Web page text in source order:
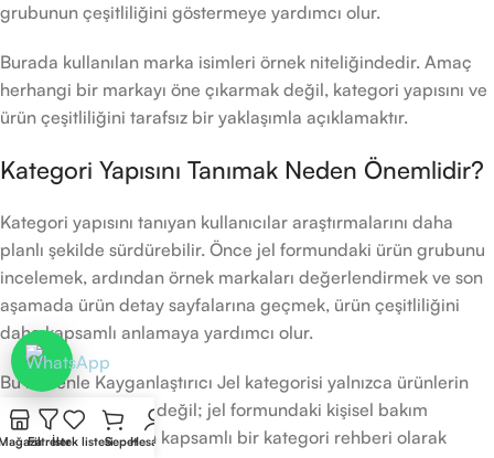
grubunun çeşitliliğini göstermeye yardımcı olur.
Burada kullanılan marka isimleri örnek niteliğindedir. Amaç
herhangi bir markayı öne çıkarmak değil, kategori yapısını ve
ürün çeşitliliğini tarafsız bir yaklaşımla açıklamaktır.
Kategori Yapısını Tanımak Neden Önemlidir?
Kategori yapısını tanıyan kullanıcılar araştırmalarını daha
planlı şekilde sürdürebilir. Önce jel formundaki ürün grubunu
incelemek, ardından örnek markaları değerlendirmek ve son
aşamada ürün detay sayfalarına geçmek, ürün çeşitliliğini
daha kapsamlı anlamaya yardımcı olur.
Bu nedenle Kayganlaştırıcı Jel kategorisi yalnızca ürünlerin
listelendiği bir alan değil; jel formundaki kişisel bakım
ürünlerini açıklayan kapsamlı bir kategori rehberi olarak
Filtrelerİstek listesiSepetHesabım